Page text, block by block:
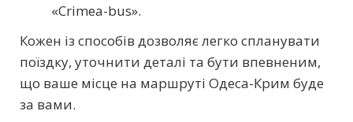
«Crimea-bus».
Кожен із способів дозволяє легко спланувати
поїздку, уточнити деталі та бути впевненим,
що ваше місце на маршруті Одеса-Крим буде
за вами.